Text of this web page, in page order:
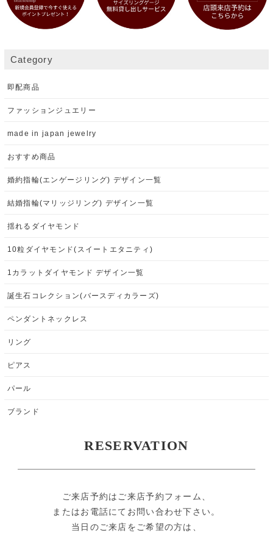
Category
即配商品
ファッションジュエリー
made in japan jewelry
おすすめ商品
婚約指輪(エンゲージリング) デザイン一覧
結婚指輪(マリッジリング) デザイン一覧
揺れるダイヤモンド
10粒ダイヤモンド(スイートエタニティ)
1カラットダイヤモンド デザイン一覧
誕生石コレクション(バースディカラーズ)
ペンダントネックレス
リング
ピアス
パール
ブランド
RESERVATION
ご来店予約はご来店予約フォーム、
またはお電話にてお問い合わせ下さい。
当日のご来店をご希望の方は、